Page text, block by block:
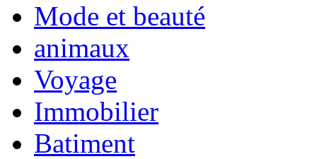
Mode et beauté
animaux
Voyage
Immobilier
Batiment